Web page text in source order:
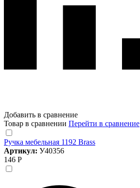
Добавить в сравнение
Товар в сравнении Перейти в сравнение
Ручка мебельная 1192 Brass
Артикул: У40356
146 Р